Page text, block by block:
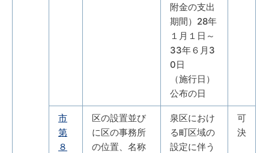
附金の支出
期間）28年
１月１日～
33年６月3
0日
（施行日）
公布の日
市
第
８
区の設置並び
に区の事務所
の位置、名称
泉区におけ
る町区域の
設定に伴う
可
決